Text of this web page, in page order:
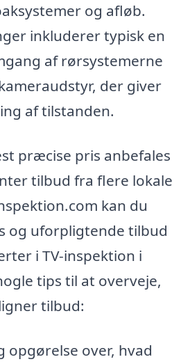
og afløb.
inkluderer typisk en
af rørsystemerne
der giver
af tilstanden.
præcise pris anbefales
tilbud fra flere lokale
kan du
og uforpligtende tilbud
i TV-inspektion i
tips til at overveje,
tilbud:
opgørelse over, hvad